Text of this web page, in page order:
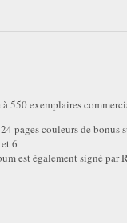
550 exemplaires
pages couleurs de bonus
6
est également signé par